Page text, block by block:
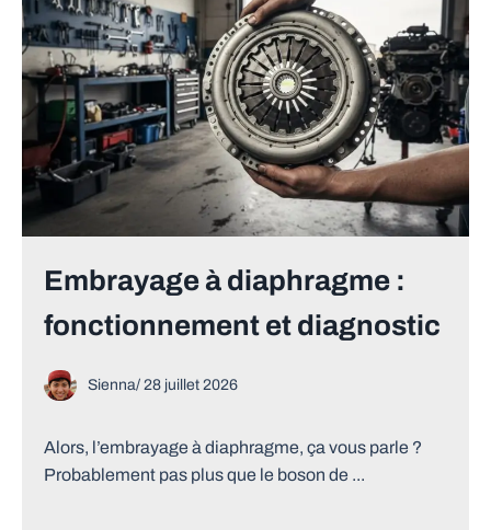
Embrayage à diaphragme :
fonctionnement et diagnostic
Sienna/ 28 juillet 2026
Alors, l’embrayage à diaphragme, ça vous parle ?
Probablement pas plus que le boson de ...